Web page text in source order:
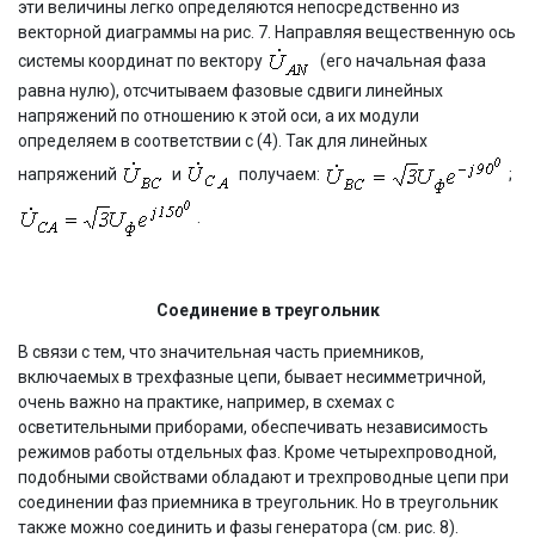
эти величины легко определяются непосредственно из
векторной диаграммы на рис. 7. Направляя вещественную ось
системы координат по вектору
(его начальная фаза
равна нулю), отсчитываем фазовые сдвиги линейных
напряжений по отношению к этой оси, а их модули
определяем в соответствии с (4). Так для линейных
напряжений
и получаем: ;
Соединение в треугольник
В связи с тем, что значительная часть приемников,
включаемых в трехфазные цепи, бывает несимметричной,
очень важно на практике, например, в схемах с
осветительными приборами, обеспечивать независимость
режимов работы отдельных фаз. Кроме четырехпроводной,
подобными свойствами обладают и трехпроводные цепи при
соединении фаз приемника в треугольник. Но в треугольник
также можно соединить и фазы генератора (см. рис. 8).